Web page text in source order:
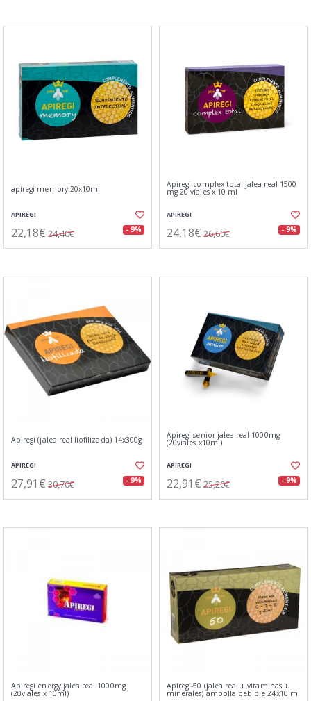
apiregi memory 20x10ml
APIREGI
22,18€ 24,40€ - 9%
Apiregi complex total jalea real 1500
mg 20 viales x 10 ml
APIREGI
24,18€ 26,60€ - 9%
Apiregi (jalea real liofilizada) 14x300g
APIREGI
27,91€ 30,70€ - 9%
Apiregi senior jalea real 1000mg
(20viales x10ml)
APIREGI
22,91€ 25,20€ - 9%
Apiregi energy jalea real 1000mg
(20viales x 10ml)
Apiregi-50 (jalea real + vitaminas +
minerales) ampolla bebible 24x10 ml